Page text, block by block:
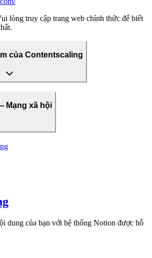
lòng truy cập trang web chính thức để biết
của Contentscaling
Mạng xã hội
dung của bạn với hệ thống Notion được hỗ